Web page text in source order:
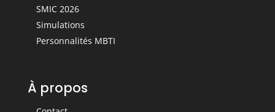
SMIC 2026
Simulations
Personnalités MBTI
À propos